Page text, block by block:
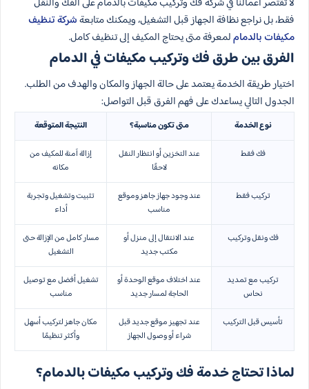
فقط، بل نراجع نظافة الجهاز قبل التشغيل، ويمكنك متابعةشركة تنظيف
مكيفات بالدماملمعرفة متى يحتاج المكيف إلى تنظيف كامل.
الفرق بين طرق فك وتركيب مكيفات في الدمام
اختيار طريقة الخدمة يعتمد على حالة الجهاز والمكان والهدف من الطلب.
الجدول التالي يساعدك على فهم الفرق قبل التواصل:
نوع الخدمة متى تكون مناسبة؟
النتيجة المتوقعة
فك فقط
عند التخزين أو انتظار النقل
لاحقًا
إزالة آمنة للمكيف من
مكانه
تركيب فقط
عند وجود جهاز جاهز وموقع
مناسب
تثبيت وتشغيل وتجربة
أداء
فك ونقل وتركيب
عند الانتقال إلى منزل أو
مكتب جديد
مسار كامل من الإزالة حتى
التشغيل
تركيب مع تمديد
نحاس
عند اختلاف موقع الوحدة أو
الحاجة لمسار جديد
تشغيل أفضل مع توصيل
مناسب
تأسيس قبل التركيب
عند تجهيز موقع جديد قبل
شراء أو وصول الجهاز
مكان جاهز لتركيب أسهل
وأكثر تنظيمًا
لماذا تحتاج خدمة فك وتركيب مكيفات بالدمام؟